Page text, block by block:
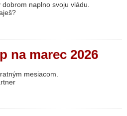
naplno svoju vládu.
na marec 2026
mesiacom.